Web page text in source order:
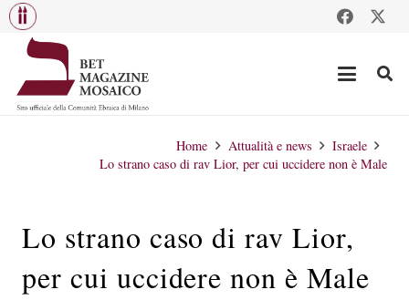
Home Attualità e news
Israele
Lo strano caso di rav Lior, per cui uccidere non è Male
Lo strano caso di rav Lior,
per cui uccidere non è Male